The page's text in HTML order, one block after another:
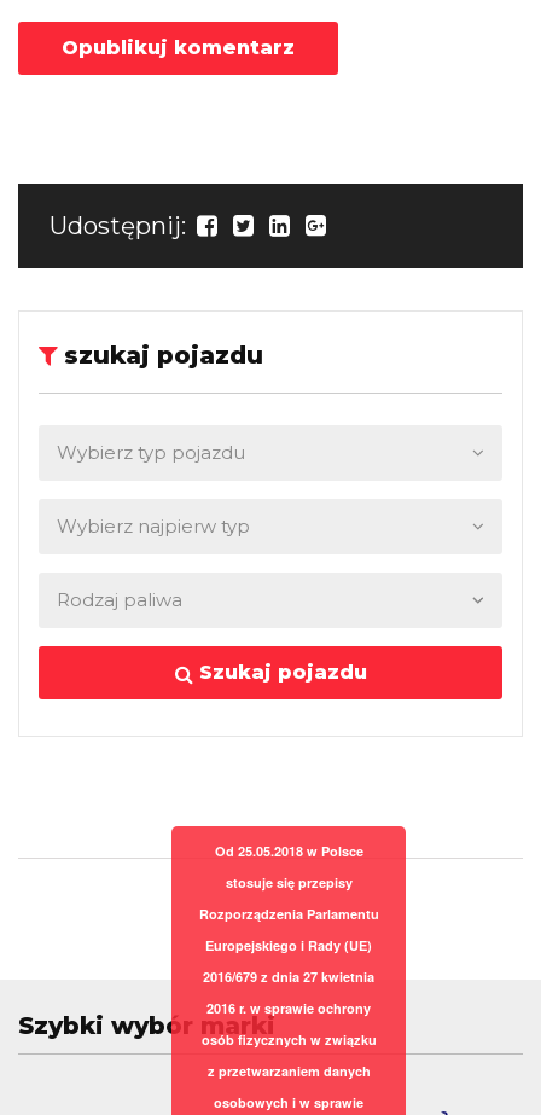
Udostępnij:
szukaj pojazdu
Szukaj pojazdu
Szybki wybór marki
Od 25.05.2018 w Polsce
stosuje się przepisy
Rozporządzenia Parlamentu
Europejskiego i Rady (UE)
2016/679 z dnia 27 kwietnia
2016 r. w sprawie ochrony
osób fizycznych w związku
z przetwarzaniem danych
osobowych i w sprawie